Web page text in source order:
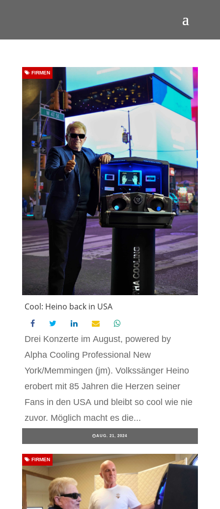
Cool: Heino back in USA
FIRMEN
Drei Konzerte im August, powered by
Alpha Cooling Professional New
York/Memmingen (jm). Volkssänger Heino
erobert mit 85 Jahren die Herzen seiner
Fans in den USA und bleibt so cool wie nie
zuvor. Möglich macht es die...
AUG. 21, 2024
FIRMEN